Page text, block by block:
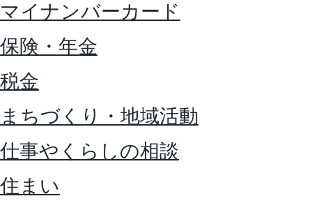
マイナンバーカード
保険・年金
税金
まちづくり・地域活動
仕事やくらしの相談
住まい